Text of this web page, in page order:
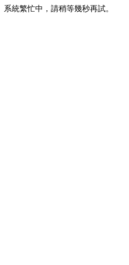
系統繁忙中，請稍等幾秒再試。